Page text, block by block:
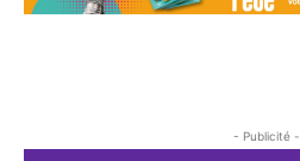
- Publicité -